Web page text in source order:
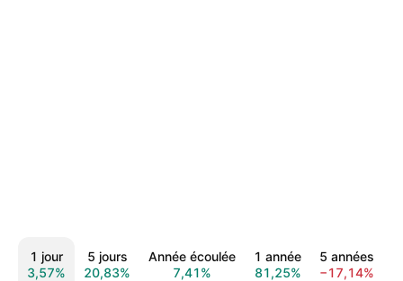
1 jour
3,57%
5 jours
20,83%
Année écoulée
7,41%
1 année
81,25%
5 années
−17,14%